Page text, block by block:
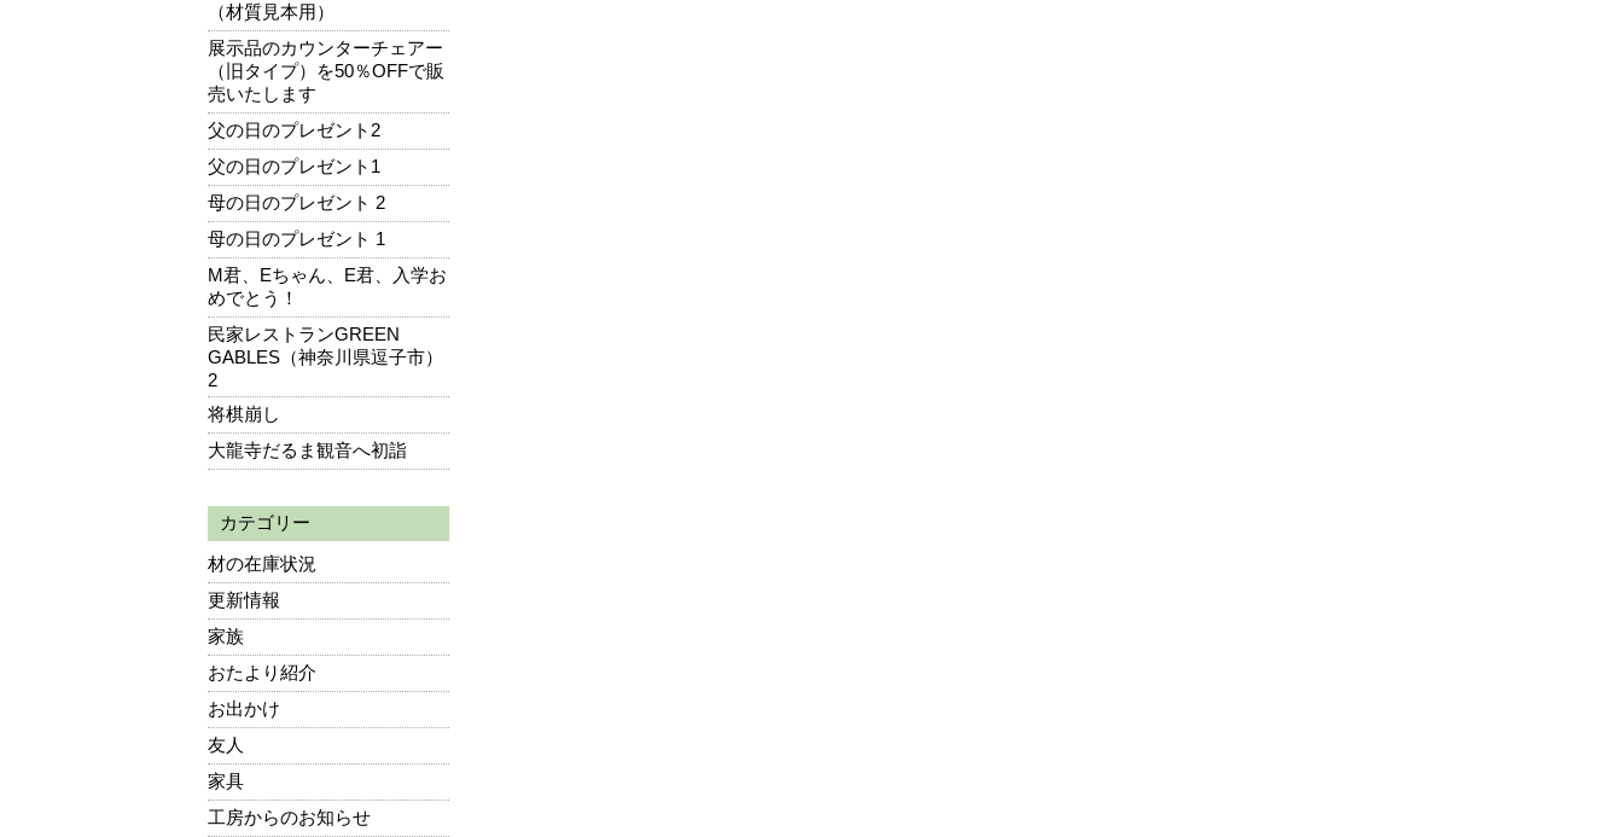
（材質見本用）
展示品のカウンターチェアー
（旧タイプ）を50％OFFで販
売いたします
父の日のプレゼント2
父の日のプレゼント1
母の日のプレゼント 2
母の日のプレゼント 1
M君、Eちゃん、E君、入学お
めでとう！
民家レストランGREEN
GABLES（神奈川県逗子市）
2
将棋崩し
大龍寺だるま観音へ初詣
カテゴリー
材の在庫状況
更新情報
家族
おたより紹介
お出かけ
友人
家具
工房からのお知らせ